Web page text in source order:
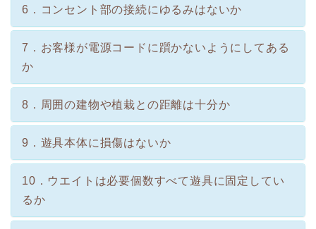
6．コンセント部の接続にゆるみはないか
7．お客様が電源コードに躓かないようにしてある
か
8．周囲の建物や植栽との距離は十分か
9．遊具本体に損傷はないか
10．ウエイトは必要個数すべて遊具に固定してい
るか